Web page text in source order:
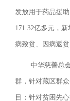
发放用于药品援
171.32亿多元，
病致贫、因病返
中华慈善总
群，针对藏区群
目；针对贫困先